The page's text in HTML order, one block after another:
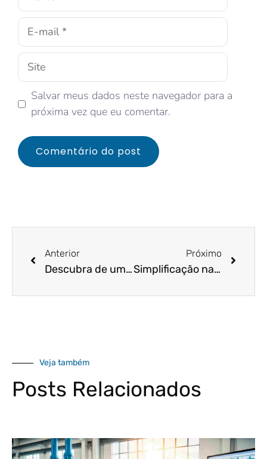
Salvar meus dados neste navegador para a
próxima vez que eu comentar.
Anterior
Descubra de uma vez por todas o que é a DCTF!
Próximo
Simplificação na abertura de empresas – Novidades que facilitam a vida do empresário
Veja também
Posts Relacionados